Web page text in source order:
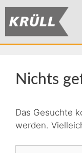
Nichts
Das Gesuchte
werden.